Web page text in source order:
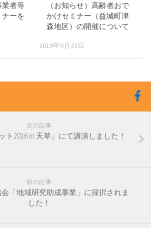
業者等
ーを
（お知らせ）高齢者おで
かけセミナー（益城町津
森地区）の開催について
2019年9月23日
次の記事
ト2016 in 天草」にて講演しました！
前の記事
「地域研究助成事業」に採択されま
した！